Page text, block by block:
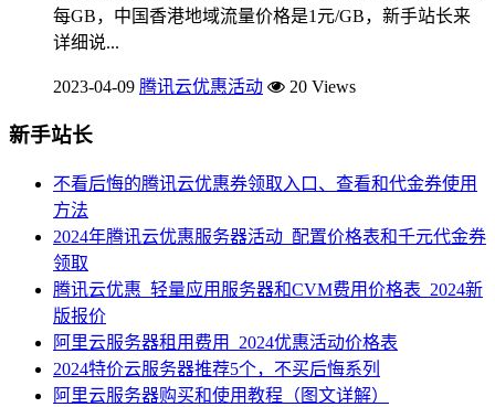
每GB，中国香港地域流量价格是1元/GB，新手站长来
详细说...
2023-04-09 腾讯云优惠活动 20 Views
新手站长
不看后悔的腾讯云优惠券领取入口、查看和代金券使用
方法
2024年腾讯云优惠服务器活动_配置价格表和千元代金券
领取
腾讯云优惠_轻量应用服务器和CVM费用价格表_2024新
版报价
阿里云服务器租用费用_2024优惠活动价格表
2024特价云服务器推荐5个，不买后悔系列
阿里云服务器购买和使用教程（图文详解）